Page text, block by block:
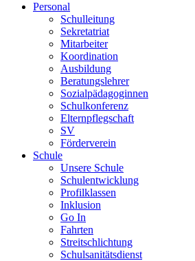
Personal
Schulleitung
Sekretatriat
Mitarbeiter
Koordination
Ausbildung
Beratungslehrer
Sozialpädagoginnen
Schulkonferenz
Elternpflegschaft
SV
Förderverein
Schule
Unsere Schule
Schulentwicklung
Profilklassen
Inklusion
Go In
Fahrten
Streitschlichtung
Schulsanitätsdienst